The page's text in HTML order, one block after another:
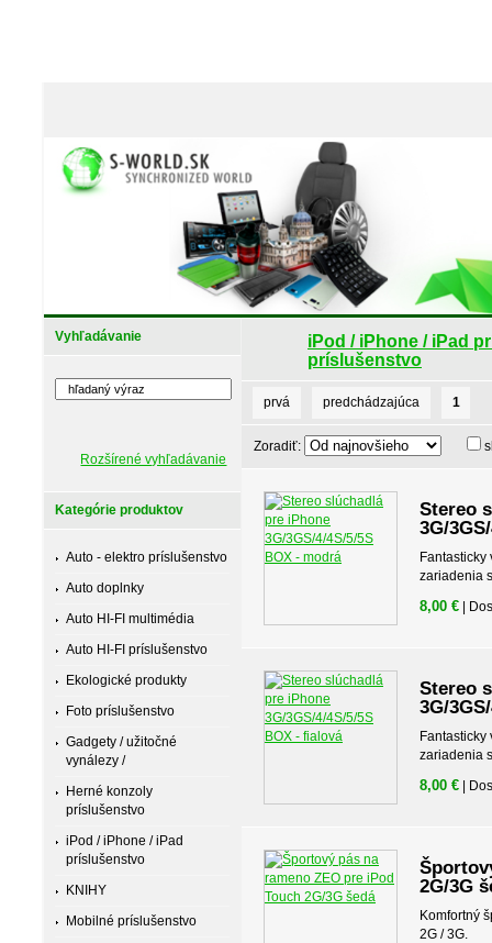
Vyhľadávanie
Rozšírené vyhľadávanie
Kategórie produktov
Auto - elektro príslušenstvo
Auto doplnky
Auto HI-FI multimédia
Auto HI-FI príslušenstvo
Ekologické produkty
Foto príslušenstvo
Gadgety / užitočné
vynálezy /
Herné konzoly
príslušenstvo
iPod / iPhone / iPad
príslušenstvo
KNIHY
Mobilné príslušenstvo
iPod / iPhone / iPad
príslušenstvo
prvá predchádzajúca 1
Zoradiť:
Stereo
3G/
zariadenia
8,00 € |
Stereo
3G/
zariadenia
8,00 € |
2G/3G
Komfortný
2G / 3G.